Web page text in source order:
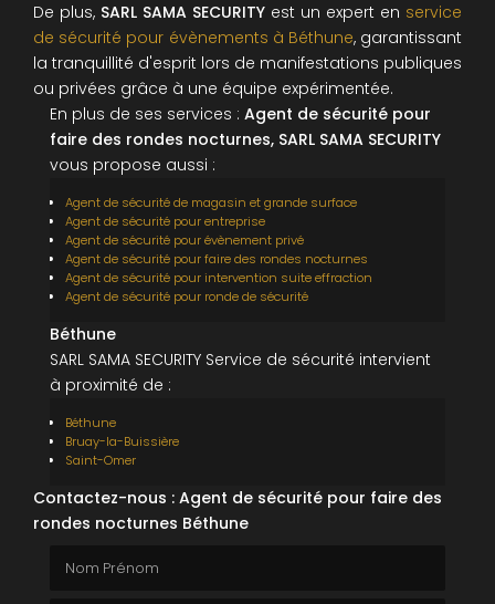
De plus, SARL SAMA SECURITY est un expert en service
de sécurité pour évènements à Béthune, garantissant
la tranquillité d'esprit lors de manifestations publiques
ou privées grâce à une équipe expérimentée.
En plus de ses services : Agent de sécurité pour
faire des rondes nocturnes, SARL SAMA SECURITY
vous propose aussi :
Agent de sécurité de magasin et grande surface
Agent de sécurité pour entreprise
Agent de sécurité pour évènement privé
Agent de sécurité pour faire des rondes nocturnes
Agent de sécurité pour intervention suite effraction
Agent de sécurité pour ronde de sécurité
Béthune
SARL SAMA SECURITY Service de sécurité intervient
à proximité de :
Béthune
Bruay-la-Buissière
Saint-Omer
Contactez-nous : Agent de sécurité pour faire des
rondes nocturnes Béthune
Nom Prénom